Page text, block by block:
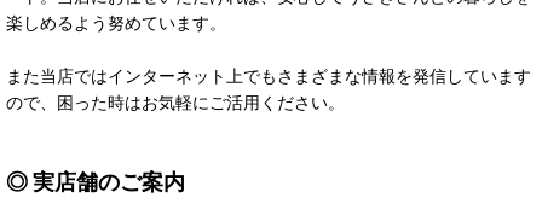
楽しめるよう努めています。
また当店ではインターネット上でもさまざまな情報を発信しています
ので、困った時はお気軽にご活用ください。
◎ 実店舗のご案内